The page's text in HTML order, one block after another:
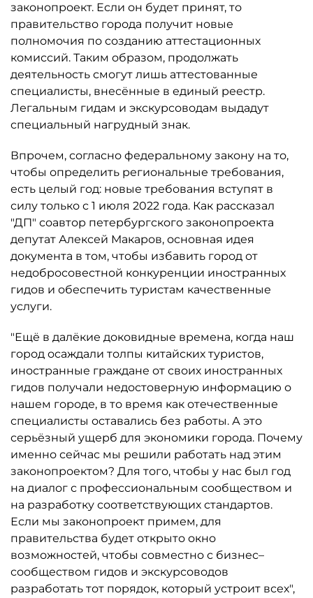
законопроект. Если он будет принят, то
правительство города получит новые
полномочия по созданию аттестационных
комиссий. Таким образом, продолжать
деятельность смогут лишь аттестованные
специалисты, внесённые в единый реестр.
Легальным гидам и экскурсоводам выдадут
специальный нагрудный знак.
Впрочем, согласно федеральному закону на то,
чтобы определить региональные требования,
есть целый год: новые требования вступят в
силу только с 1 июля 2022 года. Как рассказал
"ДП" соавтор петербургского законопроекта
депутат Алексей Макаров, основная идея
документа в том, чтобы избавить город от
недобросовестной конкуренции иностранных
гидов и обеспечить туристам качественные
услуги.
"Ещё в далёкие доковидные времена, когда наш
город осаждали толпы китайских туристов,
иностранные граждане от своих иностранных
гидов получали недостоверную информацию о
нашем городе, в то время как отечественные
специалисты оставались без работы. А это
серьёзный ущерб для экономики города. Почему
именно сейчас мы решили работать над этим
законопроектом? Для того, чтобы у нас был год
на диалог с профессиональным сообществом и
на разработку соответствующих стандартов.
Если мы законопроект примем, для
правительства будет открыто окно
возможностей, чтобы совместно с бизнес–
сообществом гидов и экскурсоводов
разработать тот порядок, который устроит всех",